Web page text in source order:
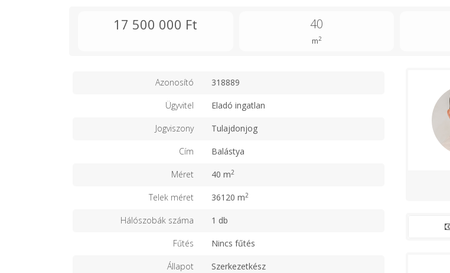
17 500 000 Ft 40
m2
Azonosító 318889
Ügyvitel Eladó ingatlan
Jogviszony Tulajdonjog
Cím Balástya
Méret 40 m2
Telek méret 36120 m2
Hálószobák száma 1 db
Fűtés Nincs fűtés
Állapot Szerkezetkész